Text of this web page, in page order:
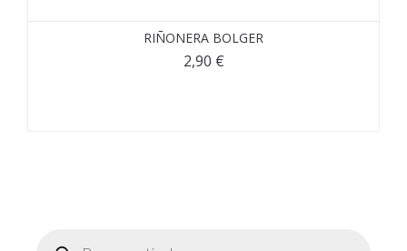
RIÑONERA BOLGER
2,90 €